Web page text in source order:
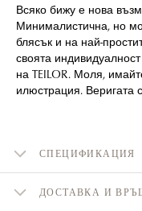
Всяко бижу е нова
Минималистична, но
блясък и на най-
своята
на TEILOR. Моля,
илюстрация. Веригата
СПЕЦИФИКАЦИЯ
ДОСТАВКА И